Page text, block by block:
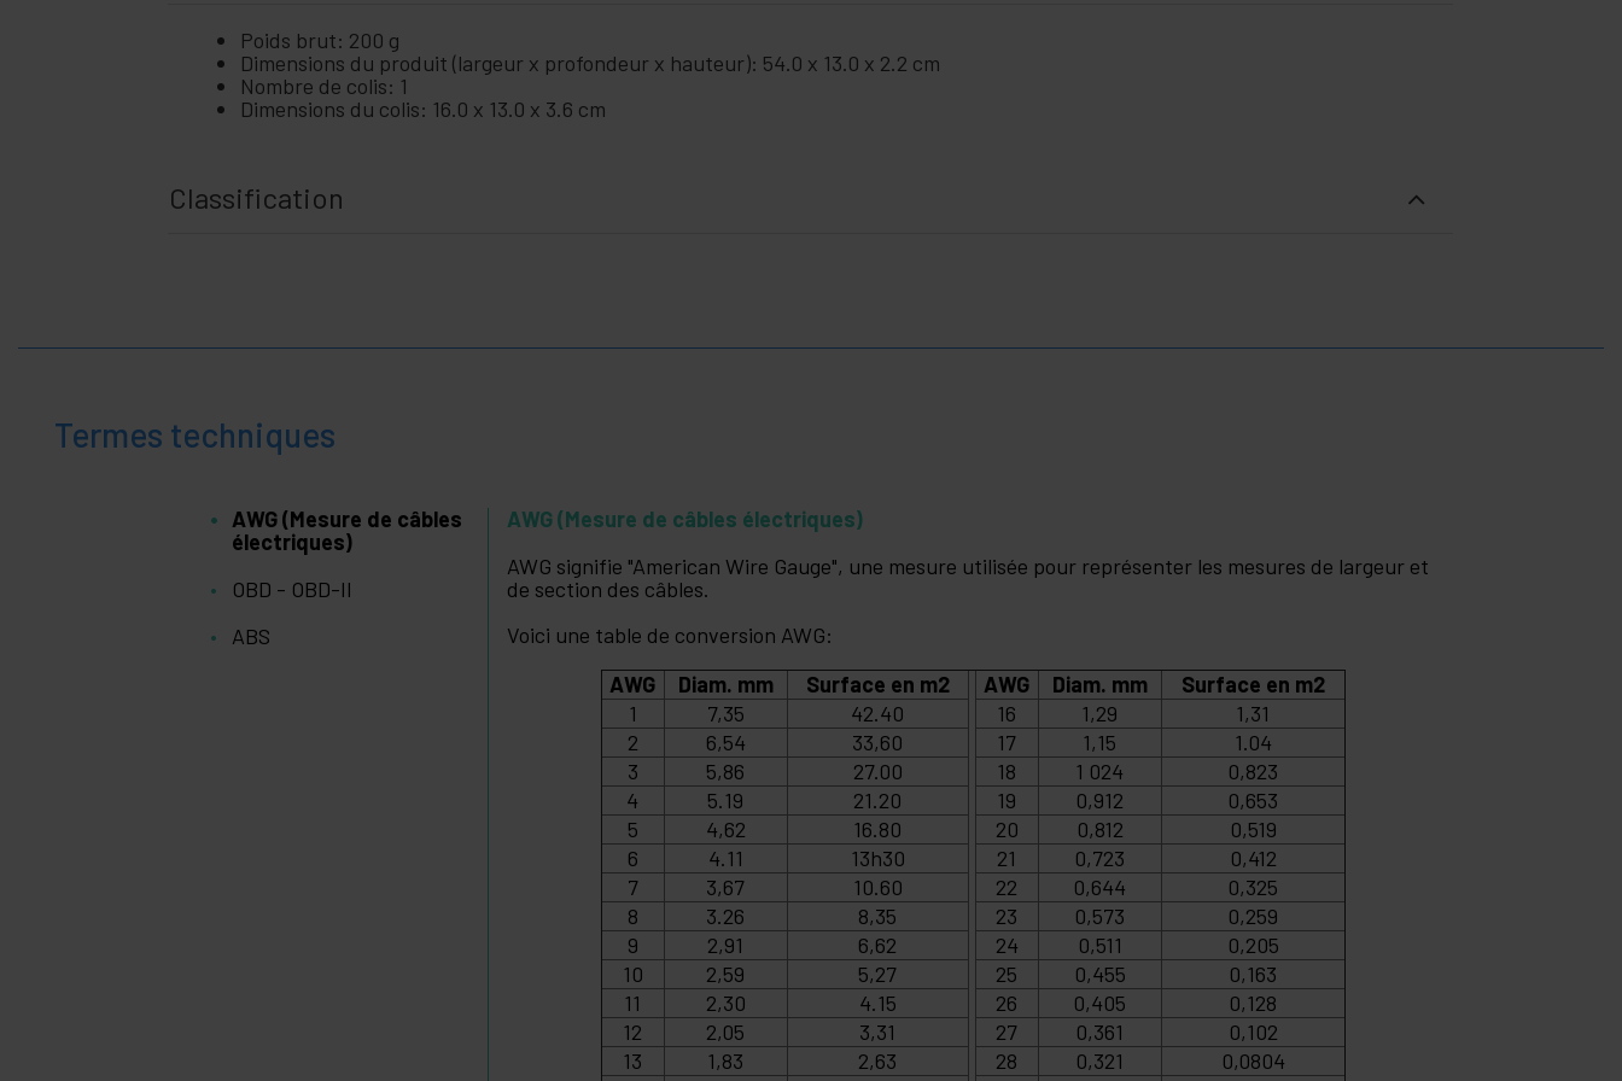
Poids brut: 200 g
Dimensions du produit (largeur x profondeur x hauteur): 54.0 x 13.0 x 2.2 cm
Nombre de colis: 1
Dimensions du colis: 16.0 x 13.0 x 3.6 cm
Classification
Termes techniques
AWG (Mesure de câbles
électriques)
OBD - OBD-II
ABS
AWG (Mesure de câbles électriques)
AWG signifie "American Wire Gauge", une mesure utilisée pour représenter les mesures de largeur et
de section des câbles.
Voici une table de conversion AWG:
AWG
Diam. mm Surface en m2 AWG Diam. mm
Surface en m2
1
7,35 42.40 16 1,29
1,31
2
6,54 33,60 17 1,15
1.04
3
5,86 27.00 18 1 024
0,823
4
5.19 21.20 19 0,912
0,653
5
4,62 16.80 20 0,812
0,519
6
4.11 13h30 21 0,723
0,412
7
3,67 10.60 22 0,644
0,325
8
3.26 8,35 23 0,573
0,259
9
2,91 6,62 24 0,511
0,205
10
2,59 5,27 25 0,455
0,163
11
2,30 4.15 26 0,405
0,128
12
2,05 3,31 27 0,361
0,102
13
1,83 2,63 28 0,321
0,0804